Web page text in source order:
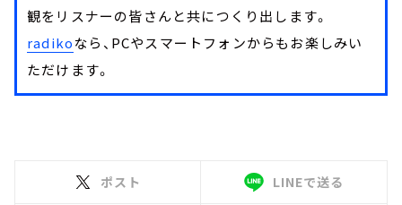
観をリスナーの皆さんと共につくり出します。
radikoなら、PCやスマートフォンからもお楽しみい
ただけます。
ポスト LINEで送る